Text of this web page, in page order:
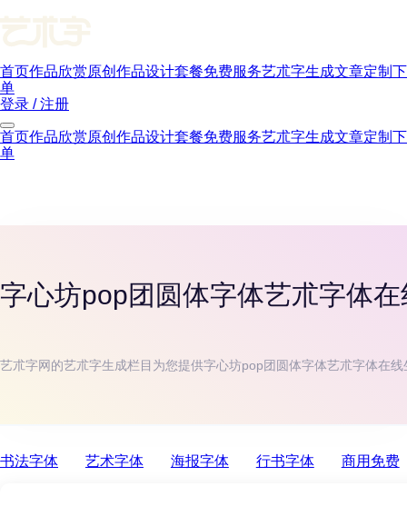
首页作品欣赏原创作品设计套餐免费服务艺朮字生成文章定制下
单
登录 / 注册
首页作品欣赏原创作品设计套餐免费服务艺朮字生成文章定制下
单
字心坊pop团圆体字体艺朮字体
艺朮字网的艺朮字生成栏目为您提供字心坊pop团圆体字体艺朮字体在
书法字体 艺术字体 海报字体 行书字体 商用免费